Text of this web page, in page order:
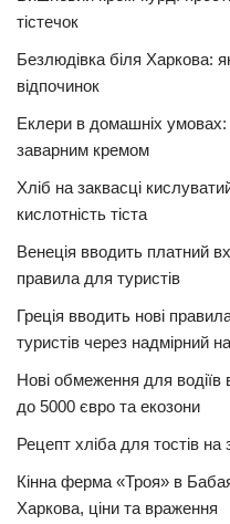
тістечок
Безлюдівка біля Харкова:
відпочинок
Еклери в домашніх умовах:
заварним кремом
Хліб на заквасці
кислотність тіста
Венеція вводить платний
правила для туристів
Греція вводить нові
туристів через надмірний
Нові обмеження для водіїв
до 5000 євро та екозони
Рецепт хліба для тостів
Кінна ферма «Троя» в
Харкова, ціни та враження